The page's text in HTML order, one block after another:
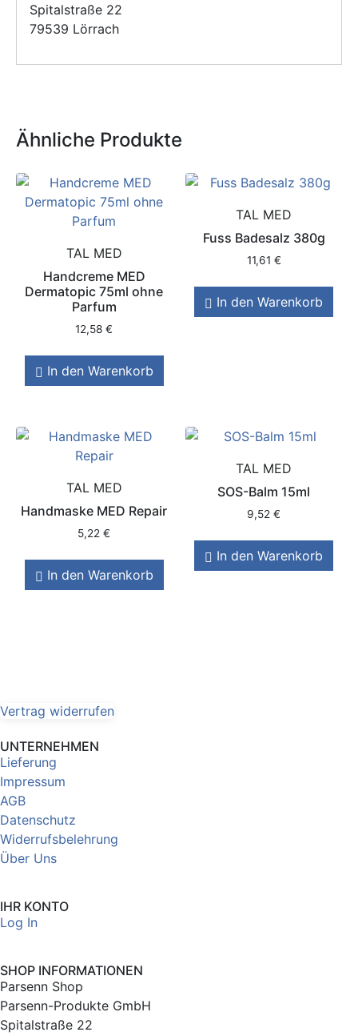
Spitalstraße 22
79539 Lörrach
Ähnliche Produkte
TAL MED
Handcreme MED
Dermatopic 75ml ohne
Parfum
12,58€
In den Warenkorb
TAL MED
Fuss Badesalz 380g
11,61 €
In den Warenkorb
TAL MED
Handmaske MED Repair
5,22€
In den Warenkorb
TAL MED
SOS-Balm 15ml
9,52€
In den Warenkorb
Vertrag widerrufen
UNTERNEHMEN
Lieferung
Impressum
AGB
Datenschutz
Widerrufsbelehrung
Über Uns
IHR KONTO
Log In
SHOP INFORMATIONEN
Parsenn Shop
Parsenn-Produkte GmbH
Spitalstraße 22